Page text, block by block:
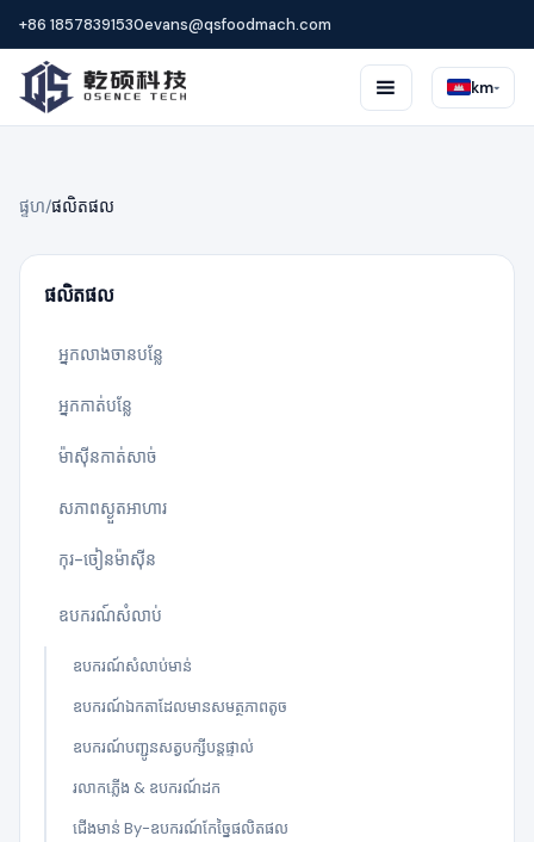
+86 18578391530evans@qsfoodmach.com
☰ km▾
ផ្ទហ/ផលិតផល
ផលិតផល
អ្នកលាងចានបន្លែ
អ្នកកាត់បន្លែ
ម៉ាស៊ីនកាត់សាច់
សភាពស្ងួតអាហារ
កុរ-ចៀនម៉ាស៊ីន
ឧបករណ៍សំលាប់
ឧបករណ៍សំលាប់មាន់
ឧបករណ៍ឯកតាដែលមានសមត្ថភាពតូច
ឧបករណ៍បញ្ជូនសត្វបក្សីបន្តផ្ទាល់
រលាកភ្លើង & ឧបករណ៍ដក
ជើងមាន់ By-ឧបករណ៍កែច្នៃផលិតផល